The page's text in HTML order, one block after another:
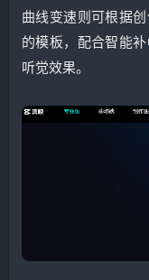
曲线变速则可根据
的模板，配合智能
听觉效果。